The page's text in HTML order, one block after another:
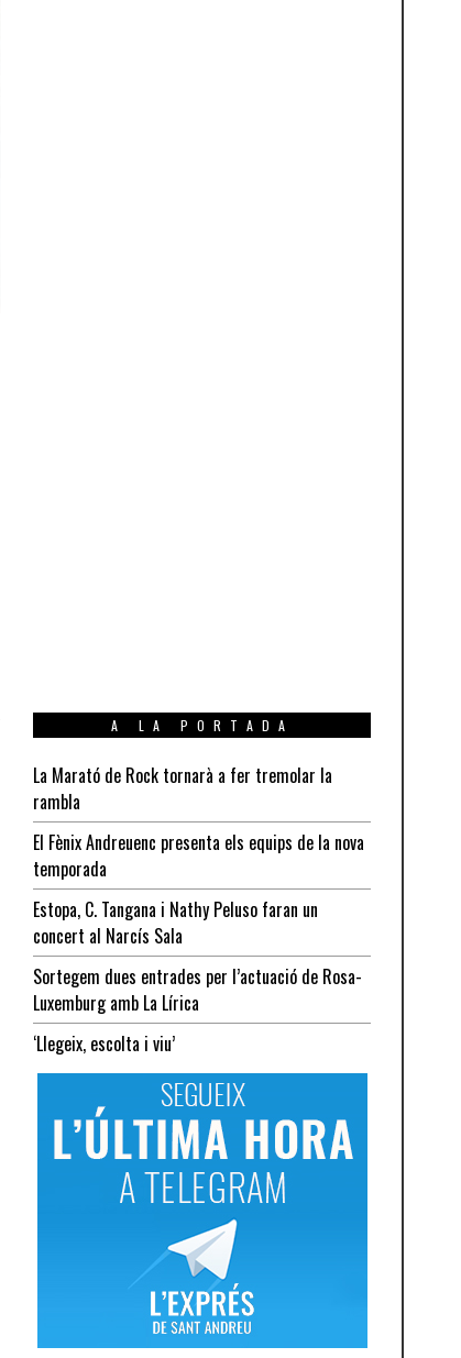
A LA PORTADA
La Marató de Rock tornarà a fer tremolar la
rambla
El Fènix Andreuenc presenta els equips de la nova
temporada
Estopa, C. Tangana i Nathy Peluso faran un
concert al Narcís Sala
Sortegem dues entrades per l’actuació de Rosa-
Luxemburg amb La Lírica
‘Llegeix, escolta i viu’